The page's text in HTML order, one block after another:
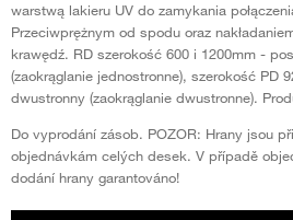
warstwą lakieru UV do zamykania
Przeciwprężnym od spodu oraz
krawędź. RD szerokość 600 i 1200mm -
(zaokrąglanie jednostronne), szerokość PD
dwustronny (zaokrąglanie dwustronne).
Do vyprodání zásob. POZOR: Hrany jsou
objednávkám celých desek. V případě
dodání hrany garantováno!